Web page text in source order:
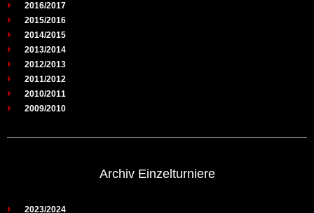
2016/2017
2015/2016
2014/2015
2013/2014
2012/2013
2011/2012
2010/2011
2009/2010
Archiv Einzelturniere
2023/2024